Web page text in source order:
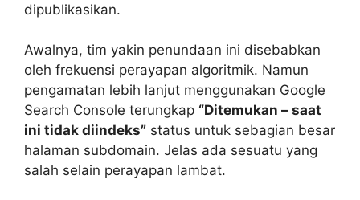
dipublikasikan.
Awalnya, tim yakin penundaan ini disebabkan
oleh frekuensi perayapan algoritmik. Namun
pengamatan lebih lanjut menggunakan Google
Search Console terungkap “Ditemukan – saat
ini tidak diindeks” status untuk sebagian besar
halaman subdomain. Jelas ada sesuatu yang
salah selain perayapan lambat.